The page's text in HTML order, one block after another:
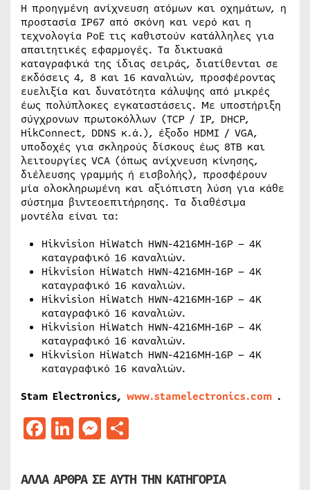
Η προηγμένη ανίχνευση ατόμων και οχημάτων, η
προστασία IP67 από σκόνη και νερό και η
τεχνολογία PoE τις καθιστούν κατάλληλες για
απαιτητικές εφαρμογές. Τα δικτυακά
καταγραφικά της ίδιας σειράς, διατίθενται σε
εκδόσεις 4, 8 και 16 καναλιών, προσφέροντας
ευελιξία και δυνατότητα κάλυψης από μικρές
έως πολύπλοκες εγκαταστάσεις. Με υποστήριξη
σύγχρονων πρωτοκόλλων (TCP / IP, DHCP,
HikConnect, DDNS κ.ά.), έξοδο HDMI / VGA,
υποδοχές για σκληρούς δίσκους έως 8TB και
λειτουργίες VCA (όπως ανίχνευση κίνησης,
διέλευσης γραμμής ή εισβολής), προσφέρουν
μία ολοκληρωμένη και αξιόπιστη λύση για κάθε
σύστημα βιντεοεπιτήρησης. Τα διαθέσιμα
μοντέλα είναι τα:
Hikvision HiWatch HWN-4216MH-16P – 4Κ
καταγραφικό 16 καναλιών.
Hikvision HiWatch HWN-4216MH-16P – 4Κ
καταγραφικό 16 καναλιών.
Hikvision HiWatch HWN-4216MH-16P – 4Κ
καταγραφικό 16 καναλιών.
Hikvision HiWatch HWN-4216MH-16P – 4Κ
καταγραφικό 16 καναλιών.
Hikvision HiWatch HWN-4216MH-16P – 4Κ
καταγραφικό 16 καναλιών.
Stam Electronics, www.stamelectronics.com .
Facebook
LinkedIn
Messenger
ΑΛΛΑ ΑΡΘΡΑ ΣΕ ΑΥΤΗ ΤΗΝ ΚΑΤΗΓΟΡΙΑ